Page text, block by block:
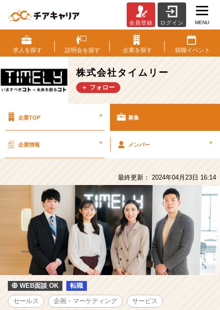
式
会
社
タ
イ
ム
採
人
途】
【未
経
験
可】
ロ
モ
ー
シ
ョ
ン
会員登録 ログイン MENU
求人を探す 説明会を探す 企業を探す 就職イベント
株式会社タイムリー
＋ フォロー
企業TOP > 募集
企業情報 > メンバー >
最終更新： 2024年04月23日 16:14
WEB面談 OK 転職
セールス 企画・マーケティング サービス